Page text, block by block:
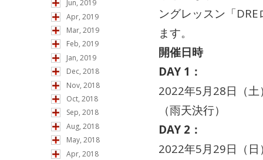
Jun, 2019
Apr, 2019
Mar, 2019
Feb, 2019
Jan, 2019
Dec, 2018
Nov, 2018
Oct, 2018
Sep, 2018
Aug, 2018
May, 2018
Apr, 2018
ングレッスン「
ます。
開催日時
DAY 1：
2022年5月28日（
（雨天決行）
DAY 2：
2022年5月29日（